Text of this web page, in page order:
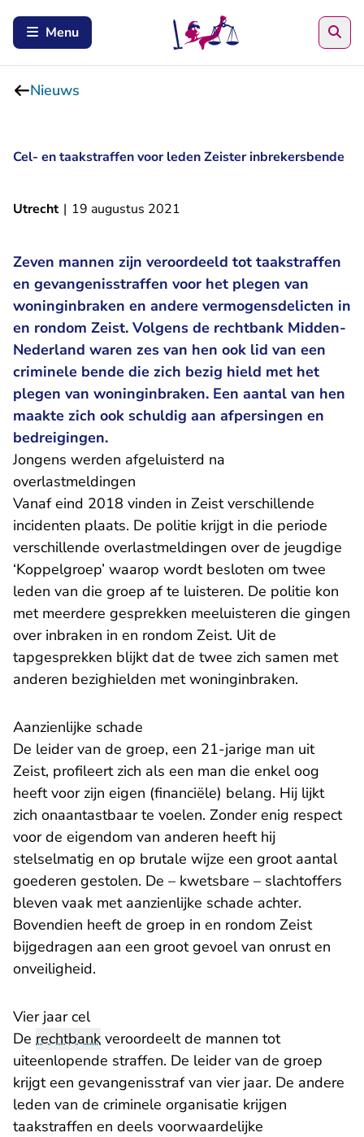
Menu
Nieuws
Cel- en taakstraffen voor leden Zeister inbrekersbende
Utrecht | 19 augustus 2021
Zeven mannen zijn veroordeeld tot taakstraffen
en gevangenisstraffen voor het plegen van
woninginbraken en andere vermogensdelicten in
en rondom Zeist. Volgens de rechtbank Midden-
Nederland waren zes van hen ook lid van een
criminele bende die zich bezig hield met het
plegen van woninginbraken. Een aantal van hen
maakte zich ook schuldig aan afpersingen en
bedreigingen.
Jongens werden afgeluisterd na
overlastmeldingen
Vanaf eind 2018 vinden in Zeist verschillende
incidenten plaats. De politie krijgt in die periode
verschillende overlastmeldingen over de jeugdige
‘Koppelgroep’ waarop wordt besloten om twee
leden van die groep af te luisteren. De politie kon
met meerdere gesprekken meeluisteren die gingen
over inbraken in en rondom Zeist. Uit de
tapgesprekken blijkt dat de twee zich samen met
anderen bezighielden met woninginbraken.
Aanzienlijke schade
De leider van de groep, een 21-jarige man uit
Zeist, profileert zich als een man die enkel oog
heeft voor zijn eigen (financiële) belang. Hij lijkt
zich onaantastbaar te voelen. Zonder enig respect
voor de eigendom van anderen heeft hij
stelselmatig en op brutale wijze een groot aantal
goederen gestolen. De – kwetsbare – slachtoffers
bleven vaak met aanzienlijke schade achter.
Bovendien heeft de groep in en rondom Zeist
bijgedragen aan een groot gevoel van onrust en
onveiligheid.
Vier jaar cel
De rechtbank veroordeelt de mannen tot
uiteenlopende straffen. De leider van de groep
krijgt een gevangenisstraf van vier jaar. De andere
leden van de criminele organisatie krijgen
taakstraffen en deels voorwaardelijke